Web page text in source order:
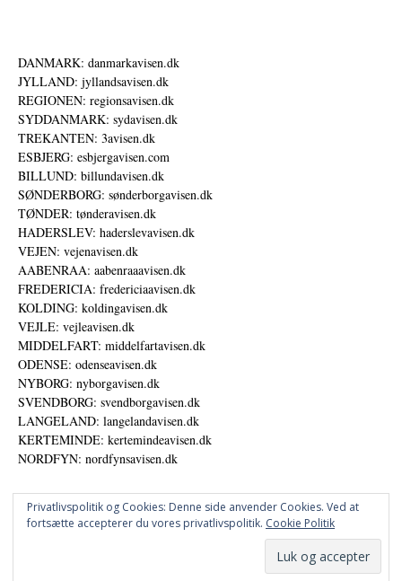
DANMARK: danmarkavisen.dk
JYLLAND: jyllandsavisen.dk
REGIONEN: regionsavisen.dk
SYDDANMARK: sydavisen.dk
TREKANTEN: 3avisen.dk
ESBJERG: esbjergavisen.com
BILLUND: billundavisen.dk
SØNDERBORG: sønderborgavisen.dk
TØNDER: tønderavisen.dk
HADERSLEV: haderslevavisen.dk
VEJEN: vejenavisen.dk
AABENRAA: aabenraaavisen.dk
FREDERICIA: fredericiaavisen.dk
KOLDING: koldingavisen.dk
VEJLE: vejleavisen.dk
MIDDELFART: middelfartavisen.dk
ODENSE: odenseavisen.dk
NYBORG: nyborgavisen.dk
SVENDBORG: svendborgavisen.dk
LANGELAND: langelandavisen.dk
KERTEMINDE: kertemindeavisen.dk
NORDFYN: nordfynsavisen.dk
© DANSKE DIGITALE MEDIER A/S - NYHEDER, ANALYSER OG PERSPEKTIVER
Privatlivspolitik og Cookies: Denne side anvender Cookies. Ved at
fortsætte accepterer du vores privatlivspolitik. Cookie Politik